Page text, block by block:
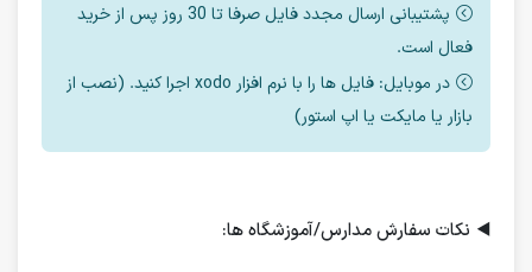
پشتیبانی ارسال مجدد فایل صرفا تا 30 روز پس از خرید
فعال است.
در موبایل: فایل ها را با نرم افزار xodo اجرا کنید. (نصب از
بازار یا مایکت یا اپ استور)
◀️ نکات سفارش مدارس/آموزشگاه ها: